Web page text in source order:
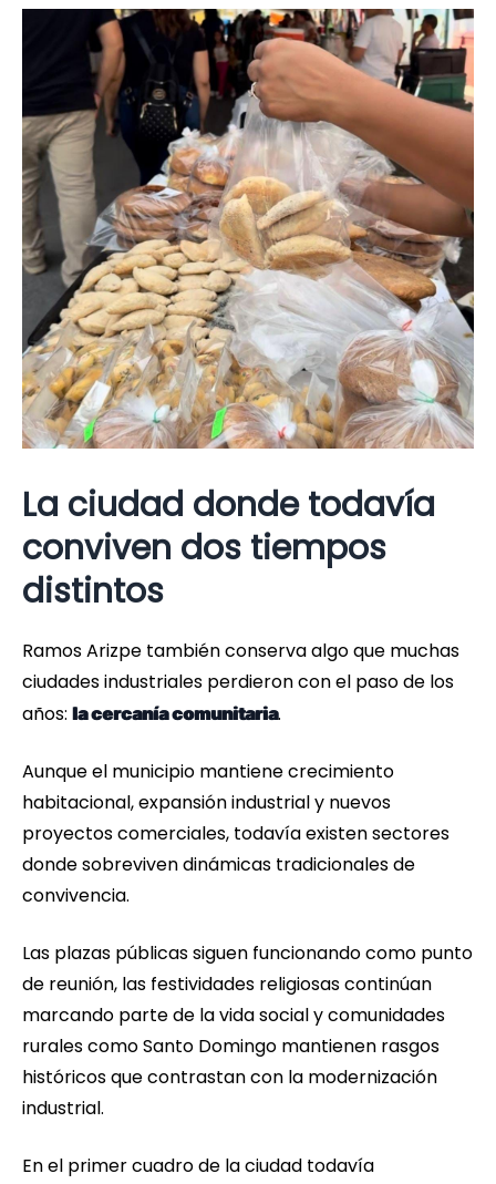
La ciudad donde todavía
conviven dos tiempos
distintos
Ramos Arizpe también conserva algo que muchas
ciudades industriales perdieron con el paso de los
años: la cercanía comunitaria.
Aunque el municipio mantiene crecimiento
habitacional, expansión industrial y nuevos
proyectos comerciales, todavía existen sectores
donde sobreviven dinámicas tradicionales de
convivencia.
Las plazas públicas siguen funcionando como punto
de reunión, las festividades religiosas continúan
marcando parte de la vida social y comunidades
rurales como Santo Domingo mantienen rasgos
históricos que contrastan con la modernización
industrial.
En el primer cuadro de la ciudad todavía